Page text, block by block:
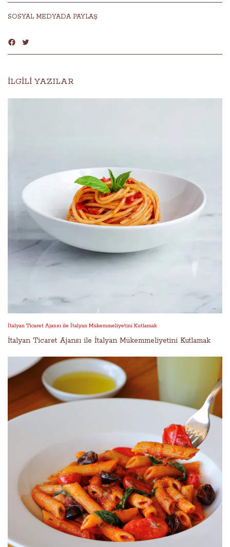
SOSYAL MEDYADA PAYLAŞ
İLGİLİ YAZILAR
İtalyan Ticaret Ajansı ile İtalyan Mükemmeliyetini Kutlamak
İtalyan Ticaret Ajansı ile İtalyan Mükemmeliyetini Kutlamak